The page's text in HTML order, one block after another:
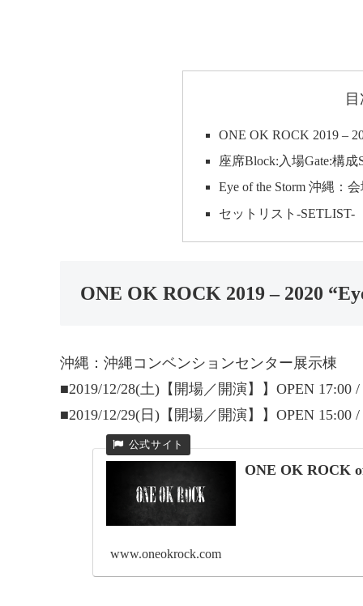
ONE OK ROCK 2019 –
座席Block:入場Gate:構成
Eye of the Storm 沖縄：
セットリスト-SETLIST-
ONE OK ROCK 2019 – 2020
沖縄：沖縄コンベンションセンター展示棟
■2019/12/28(土)【開場／開演】】OPEN 17:00 /
■2019/12/29(日)【開場／開演】】OPEN 15:00 /
ONE OK ROCK
www.oneokrock.com